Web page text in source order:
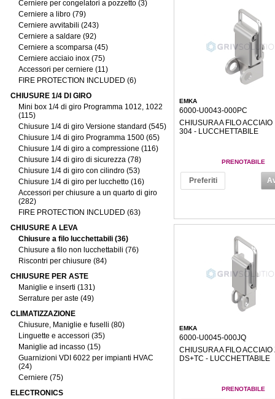
Cerniere per congelatori a pozzetto (3)
Cerniere a libro (79)
Cerniere avvitabili (243)
Cerniere a saldare (92)
Cerniere a scomparsa (45)
Cerniere acciaio inox (75)
Accessori per cerniere (11)
FIRE PROTECTION INCLUDED (6)
CHIUSURE 1/4 DI GIRO
Mini box 1/4 di giro Programma 1012, 1022
(115)
Chiusure 1/4 di giro Versione standard (545)
Chiusure 1/4 di giro Programma 1500 (65)
Chiusure 1/4 di giro a compressione (116)
Chiusure 1/4 di giro di sicurezza (78)
Chiusure 1/4 di giro con cilindro (53)
Chiusure 1/4 di giro per lucchetto (16)
Accessori per chiusure a un quarto di giro
(282)
FIRE PROTECTION INCLUDED (63)
CHIUSURE A LEVA
Chiusure a filo lucchettabili (36)
Chiusure a filo non lucchettabili (76)
Riscontri per chiusure (84)
CHIUSURE PER ASTE
Maniglie e inserti (131)
Serrature per aste (49)
CLIMATIZZAZIONE
Chiusure, Maniglie e fuselli (80)
Linguette e accessori (35)
Maniglie ad incasso (15)
Guarnizioni VDI 6022 per impianti HVAC
(24)
Cerniere (75)
ELECTRONICS
EMKA
6000-U0043-000PC
CHIUSURA A FILO ACCIAIO
304 - LUCCHETTABILE
PRENOTABILE
Preferiti
EMKA
6000-U0045-000JQ
CHIUSURA A FILO ACCIAIO
DS+TC - LUCCHETTABILE
PRENOTABILE